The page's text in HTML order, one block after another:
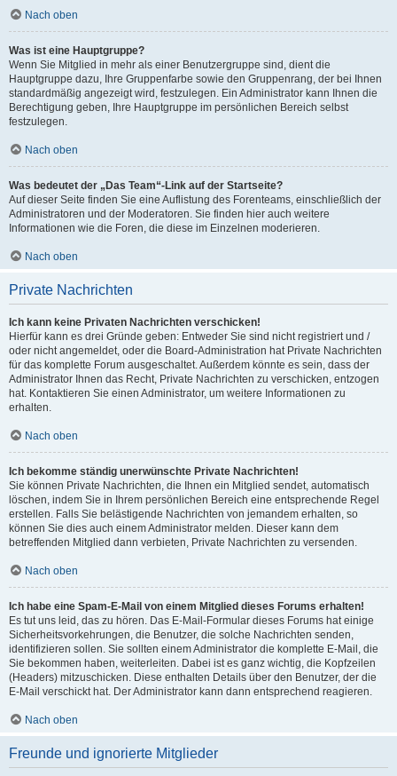
Nach oben
Was ist eine Hauptgruppe?
Wenn Sie Mitglied in mehr als einer Benutzergruppe sind, dient die
Hauptgruppe dazu, Ihre Gruppenfarbe sowie den Gruppenrang, der bei Ihnen
standardmäßig angezeigt wird, festzulegen. Ein Administrator kann Ihnen die
Berechtigung geben, Ihre Hauptgruppe im persönlichen Bereich selbst
festzulegen.
Nach oben
Was bedeutet der „Das Team“-Link auf der Startseite?
Auf dieser Seite finden Sie eine Auflistung des Forenteams, einschließlich der
Administratoren und der Moderatoren. Sie finden hier auch weitere
Informationen wie die Foren, die diese im Einzelnen moderieren.
Nach oben
Private Nachrichten
Ich kann keine Privaten Nachrichten verschicken!
Hierfür kann es drei Gründe geben: Entweder Sie sind nicht registriert und /
oder nicht angemeldet, oder die Board-Administration hat Private Nachrichten
für das komplette Forum ausgeschaltet. Außerdem könnte es sein, dass der
Administrator Ihnen das Recht, Private Nachrichten zu verschicken, entzogen
hat. Kontaktieren Sie einen Administrator, um weitere Informationen zu
erhalten.
Nach oben
Ich bekomme ständig unerwünschte Private Nachrichten!
Sie können Private Nachrichten, die Ihnen ein Mitglied sendet, automatisch
löschen, indem Sie in Ihrem persönlichen Bereich eine entsprechende Regel
erstellen. Falls Sie belästigende Nachrichten von jemandem erhalten, so
können Sie dies auch einem Administrator melden. Dieser kann dem
betreffenden Mitglied dann verbieten, Private Nachrichten zu versenden.
Nach oben
Ich habe eine Spam-E-Mail von einem Mitglied dieses Forums erhalten!
Es tut uns leid, das zu hören. Das E-Mail-Formular dieses Forums hat einige
Sicherheitsvorkehrungen, die Benutzer, die solche Nachrichten senden,
identifizieren sollen. Sie sollten einem Administrator die komplette E-Mail, die
Sie bekommen haben, weiterleiten. Dabei ist es ganz wichtig, die Kopfzeilen
(Headers) mitzuschicken. Diese enthalten Details über den Benutzer, der die
E-Mail verschickt hat. Der Administrator kann dann entsprechend reagieren.
Nach oben
Freunde und ignorierte Mitglieder